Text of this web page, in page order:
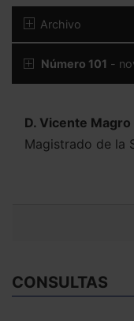
Archivo
Número 101 -
D. Vicente
Magistrado de la
CONSULTAS